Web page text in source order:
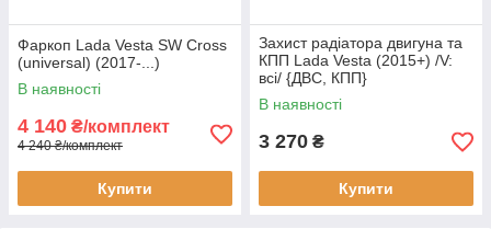
Фаркоп Lada Vesta SW Cross
(universal) (2017-...)
В наявності
4 140 ₴/комплект
4 240 ₴/комплект
Купити
Захист радіатора двигуна та
КПП Lada Vesta (2015+) /V:
всі/ {ДВС, КПП}
В наявності
3 270 ₴
Купити